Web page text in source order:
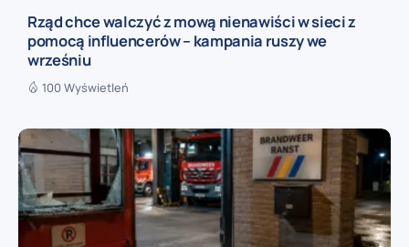
Rząd chce walczyć z mową nienawiści w sieci z
pomocą influencerów – kampania ruszy we
wrześniu
100 Wyświetleń